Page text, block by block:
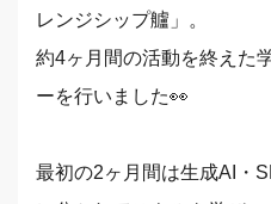
レンジシップ艫」。
約4ヶ月間の活動を終えた
ーを行いました👀
最初の2ヶ月間は生成AI・